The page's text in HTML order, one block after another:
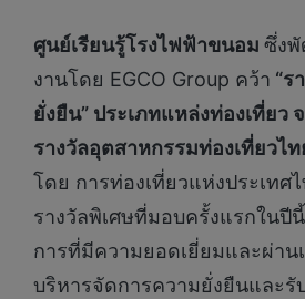
ศูนย์เรียนรู้โรงไฟฟ้าขนอม ซึ่ง
งานโดย EGCO Group คว้า “ร
ยั่งยืน” ประเภทแหล่งท่องเที่ยว
รางวัลอุตสาหกรรมท่องเที่ยวไ
โดย การท่องเที่ยวแห่งประเทศ
รางวัลพิเศษที่มอบครั้งแรกในปี
การที่มีความยอดเยี่ยมและผ่า
บริหารจัดการความยั่งยืนและ